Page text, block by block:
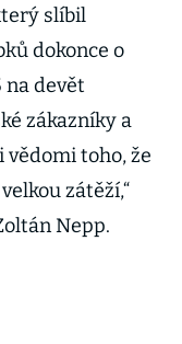
slíbil
dokonce o
na devět
zákazníky a
vědomi toho, že
zátěží,“
Nepp.